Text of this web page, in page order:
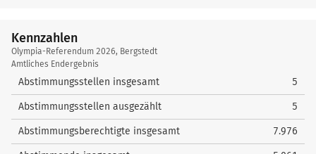
Kennzahlen
Kennzahlen
Olympia-Referendum 2026, Bergstedt
Amtliches Endergebnis
Abstimmungsstellen insgesamt 5
Abstimmungsstellen ausgezählt 5
Abstimmungsberechtigte insgesamt 7.976